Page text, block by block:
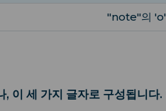
"note"의 'o'
, 이 세 가지 글자로 구성됩니다